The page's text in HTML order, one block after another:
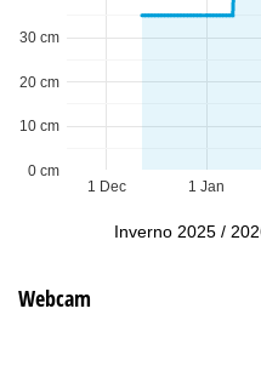
1 Dec 1 Jan
0 cm
10 cm
20 cm
30 cm
Inverno 2025 /
Webcam